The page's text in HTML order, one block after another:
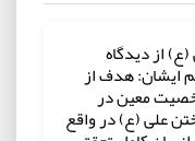
از دیدگاه
ایشان: هدف از
معین در
علی (ع) در واقع